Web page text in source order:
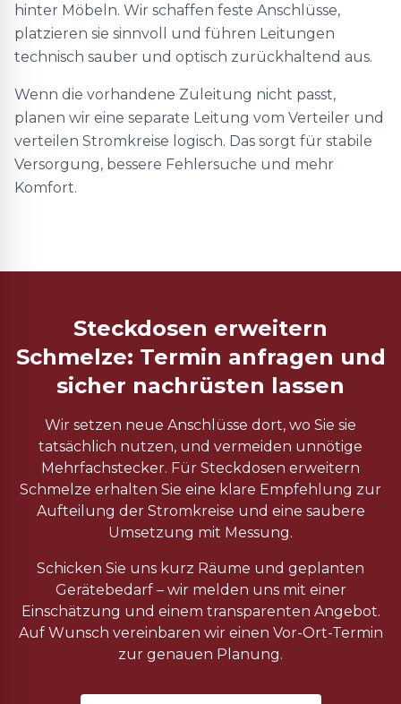
hinter Möbeln. Wir schaffen feste Anschlüsse,
platzieren sie sinnvoll und führen Leitungen
technisch sauber und optisch zurückhaltend aus.
Wenn die vorhandene Zuleitung nicht passt,
planen wir eine separate Leitung vom Verteiler und
verteilen Stromkreise logisch. Das sorgt für stabile
Versorgung, bessere Fehlersuche und mehr
Komfort.
Steckdosen erweitern
Schmelze: Termin anfragen und
sicher nachrüsten lassen
Wir setzen neue Anschlüsse dort, wo Sie sie
tatsächlich nutzen, und vermeiden unnötige
Mehrfachstecker. Für Steckdosen erweitern
Schmelze erhalten Sie eine klare Empfehlung zur
Aufteilung der Stromkreise und eine saubere
Umsetzung mit Messung.
Schicken Sie uns kurz Räume und geplanten
Gerätebedarf – wir melden uns mit einer
Einschätzung und einem transparenten Angebot.
Auf Wunsch vereinbaren wir einen Vor-Ort-Termin
zur genauen Planung.